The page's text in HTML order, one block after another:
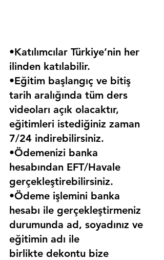
•Katılımcılar Türkiye’nin her
ilinden katılabilir.
•Eğitim başlangıç ve bitiş
tarih aralığında tüm ders
videoları açık olacaktır,
eğitimleri istediğiniz zaman
7/24 indirebilirsiniz.
•Ödemenizi banka
hesabından EFT/Havale
gerçekleştirebilirsiniz.
•Ödeme işlemini banka
hesabı ile gerçekleştirmeniz
durumunda ad, soyadınız ve
eğitimin adı ile
birlikte dekontu bize